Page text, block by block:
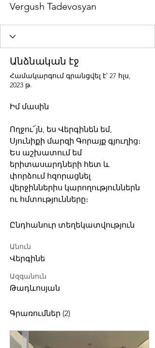
Vergush Tadevosyan
Անձնական էջ
Համակարգում գրանցվել է՝ 27 հլս,
2023 թ.
Իմ մասին
Ողջու՜յն, ես Վերգինեն եմ,
Սյունիքի մարզի Գորայք գյուղից։
Ես աշխատում եմ
երիտասարդների հետ և
փորձում հզորացնել
վերջիններիս կարողություններն
ու հմտությունները։
Ընդհանուր տեղեկատվություն
Անուն
Վերգինե
Ազգանուն
Թադևոսյան
Գրառումներ (2)